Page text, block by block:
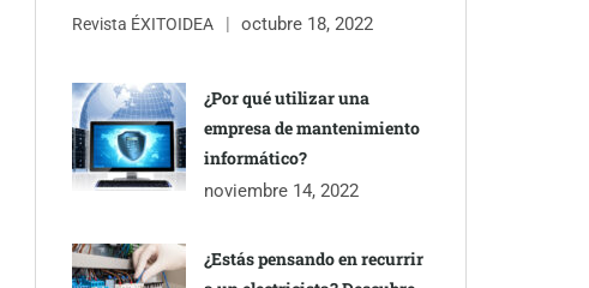
Revista ÉXITOIDEA octubre 18, 2022
¿Por qué utilizar una
empresa de mantenimiento
informático?
noviembre 14, 2022
¿Estás pensando en recurrir